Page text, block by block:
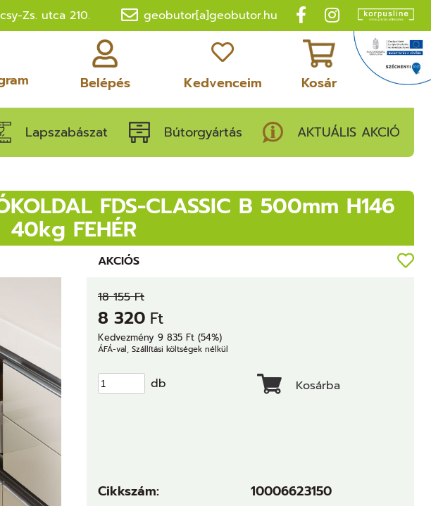
Zs. utca 210. geobutor[a]geobutor.hu
Belépés Kedvenceim Kosár
Lapszabászat Bútorgyártás AKTUÁLIS AKCIÓ
FDS-CLASSIC B 500mm H146
40kg FEHÉR
AKCIÓS
18 155 Ft
8 320 Ft
Kedvezmény 9 835 Ft (54%)
ÁFÁ-val, Szállítási költségek nélkül
db Kosárba
Cikkszám: 10006623150